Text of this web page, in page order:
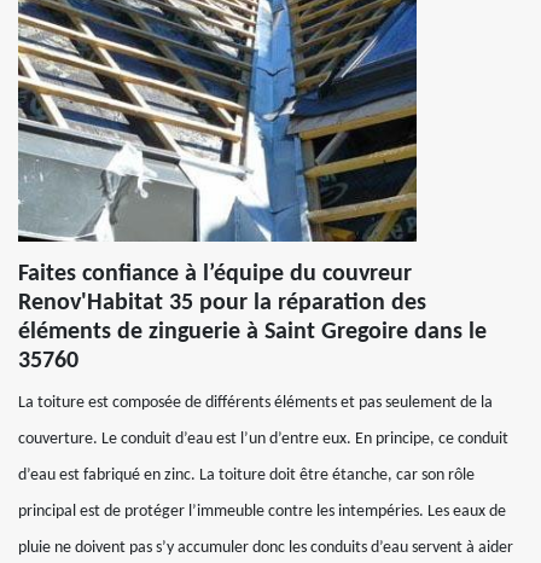
Faites confiance à l’équipe du couvreur
Renov'Habitat 35 pour la réparation des
éléments de zinguerie à Saint Gregoire dans le
35760
La toiture est composée de différents éléments et pas seulement de la
couverture. Le conduit d’eau est l’un d’entre eux. En principe, ce conduit
d’eau est fabriqué en zinc. La toiture doit être étanche, car son rôle
principal est de protéger l’immeuble contre les intempéries. Les eaux de
pluie ne doivent pas s’y accumuler donc les conduits d’eau servent à aider